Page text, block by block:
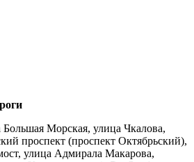
Морская, улица Чкалова,
проспект (проспект Октябрьский),
улица Адмирала Макарова,